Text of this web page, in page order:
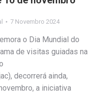
7 Novembro 2024
o Dia Mundial do
de visitas guiadas na
decorrerá ainda,
a iniciativa